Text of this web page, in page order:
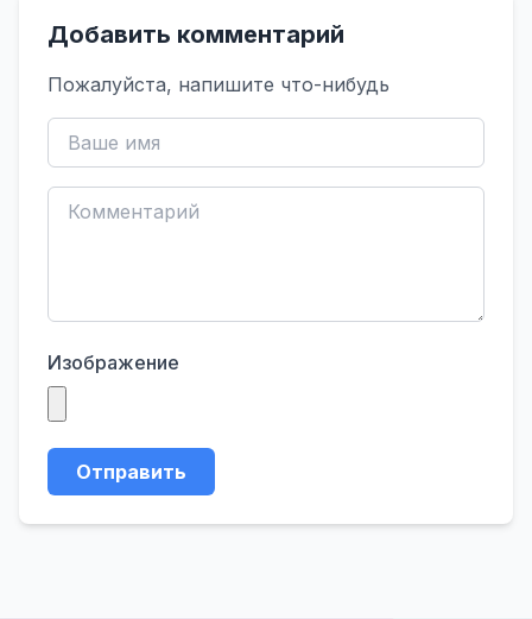
Добавить комментарий
Пожалуйста, напишите что-нибудь
Изображение
Отправить